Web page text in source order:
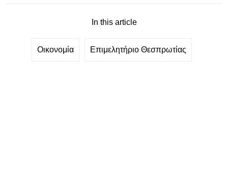
In this article
Οικονομία Επιμελητήριο Θεσπρωτίας